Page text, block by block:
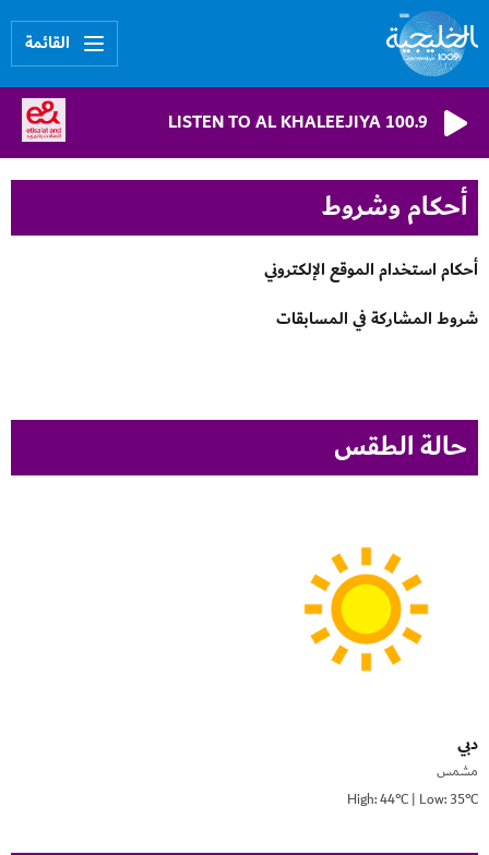
القائمة
LISTEN TO AL KHALEEJIYA 100.9
أحكام وشروط
أحكام استخدام الموقع الإلكتروني
شروط المشاركة في المسابقات
حالة الطقس
دبي
مشمس
High: 44°C | Low: 35°C